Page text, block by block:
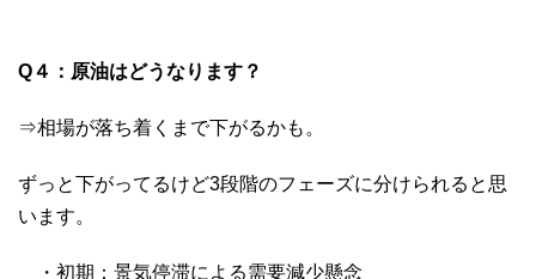
Q４：​原油はどうなります？
⇒相場が落ち着くまで下がるかも。
ずっと下がってるけど3段階のフェーズに分けられると思
います。
・初期：景気停滞による需要減少懸念